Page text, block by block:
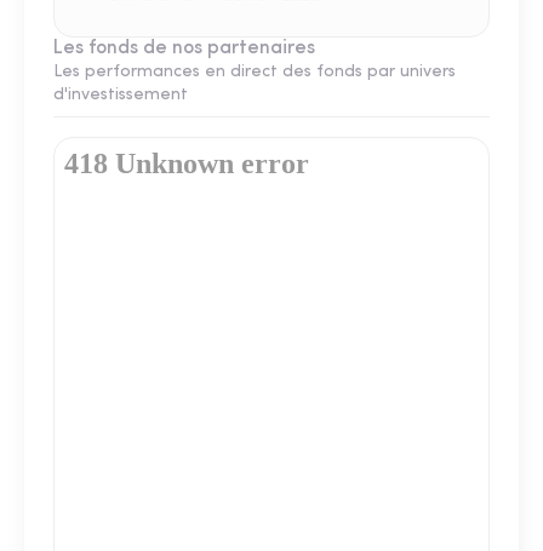
Les fonds de nos partenaires
Les performances en direct des fonds par univers
d'investissement